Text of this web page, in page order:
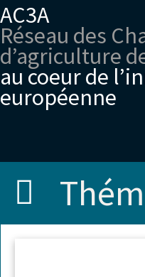
AC3A
Réseau des
d’agriculture
au coeur de
européenne